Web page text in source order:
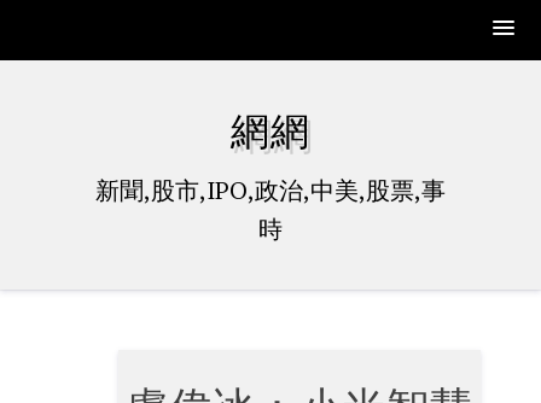
網網
新聞,股市,IPO,政治,中美,股票,事
時